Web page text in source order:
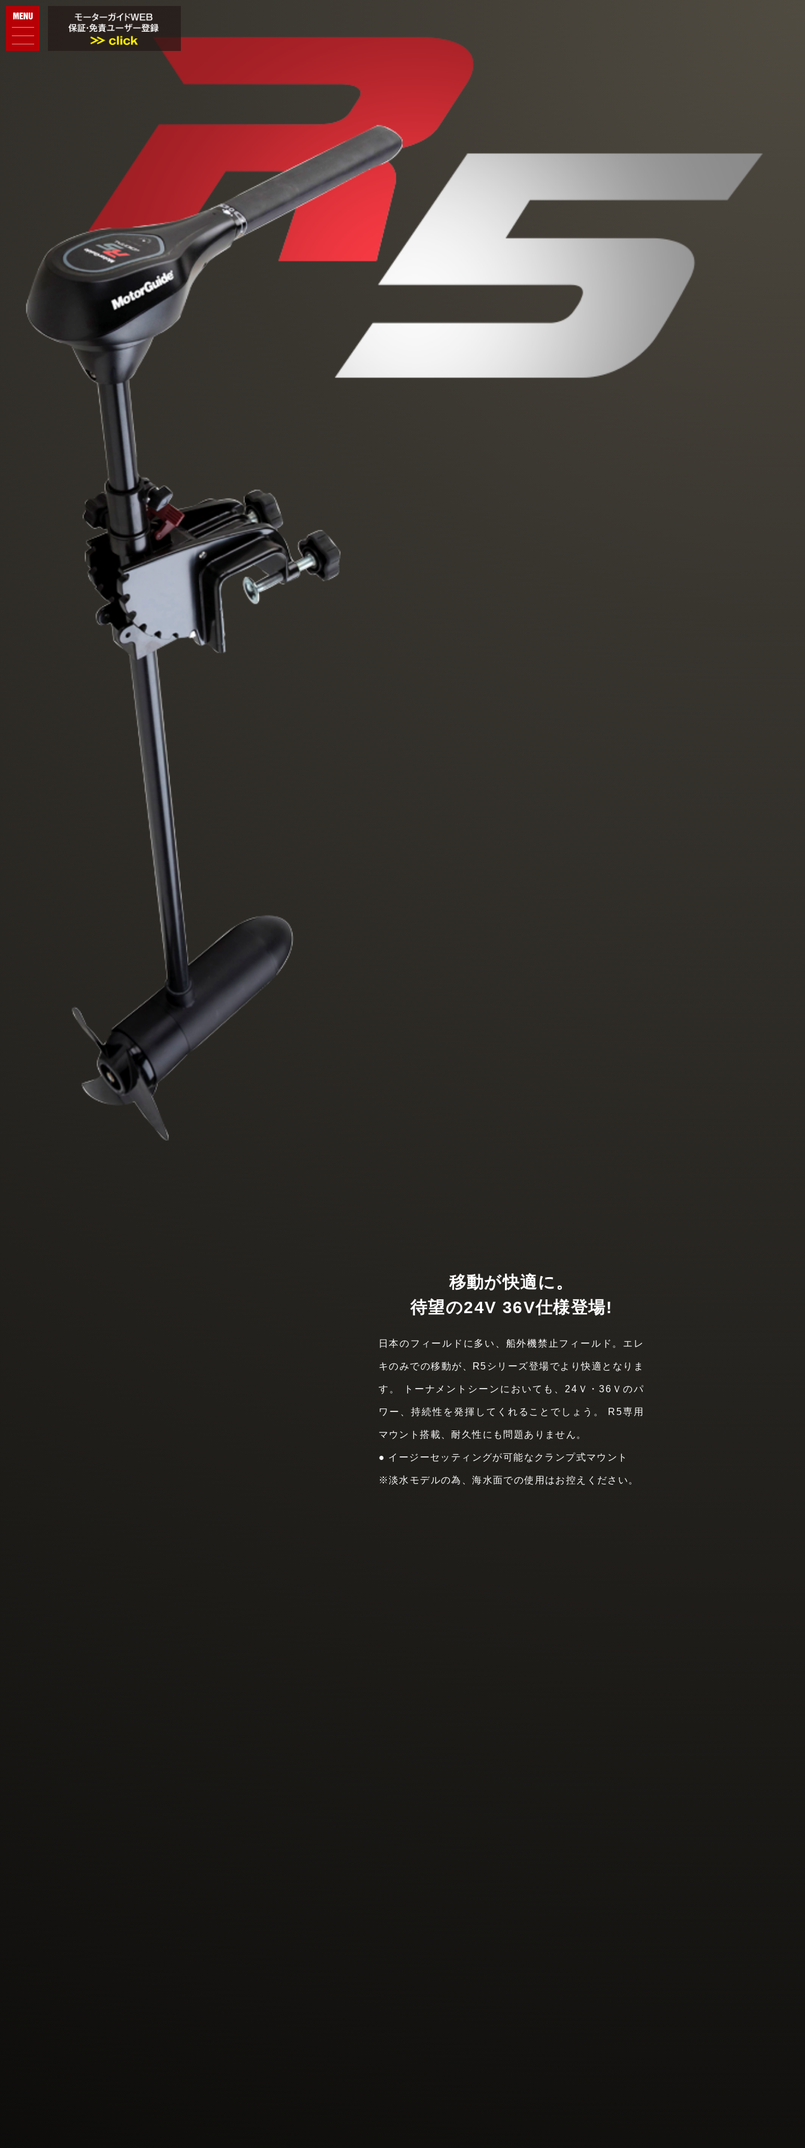
移動が快適に。
待望の24V 36V仕様登場!
日本のフィールドに多い、船外機禁止フィールド。エレ
キのみでの移動が、R5シリーズ登場でより快適となりま
す。 トーナメントシーンにおいても、24Ｖ・36Ｖのパ
ワー、持続性を発揮してくれることでしょう。 R5専用
マウント搭載、耐久性にも問題ありません。
● イージーセッティングが可能なクランプ式マウント
※淡水モデルの為、海水面での使用はお控えください。